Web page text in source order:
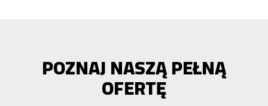
POZNAJ NASZĄ PEŁNĄ
OFERTĘ